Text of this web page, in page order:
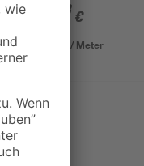
78 €
0,89 € / Meter